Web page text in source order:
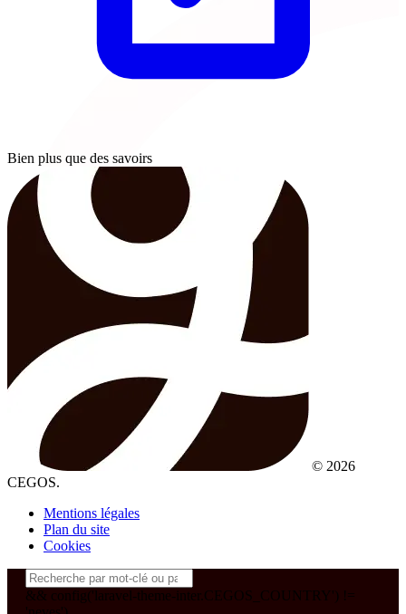
Bien plus que des savoirs
© 2026
CEGOS.
Mentions légales
Plan du site
Cookies
&& config('laravel-theme-inter.CEGOS_COUNTRY') !=